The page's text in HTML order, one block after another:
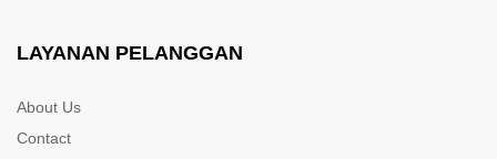
LAYANAN PELANGGAN
About Us
Contact